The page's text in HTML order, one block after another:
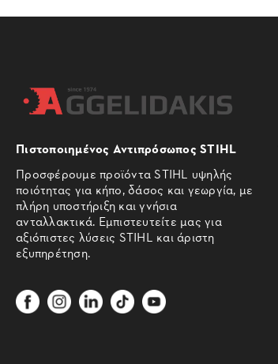
Πιστοποιημένος Αντιπρόσωπος STIHL
Προσφέρουμε προϊόντα STIHL υψηλής
ποιότητας για κήπο, δάσος και γεωργία, με
πλήρη υποστήριξη και γνήσια
ανταλλακτικά. Εμπιστευτείτε μας για
αξιόπιστες λύσεις STIHL και άριστη
εξυπηρέτηση.